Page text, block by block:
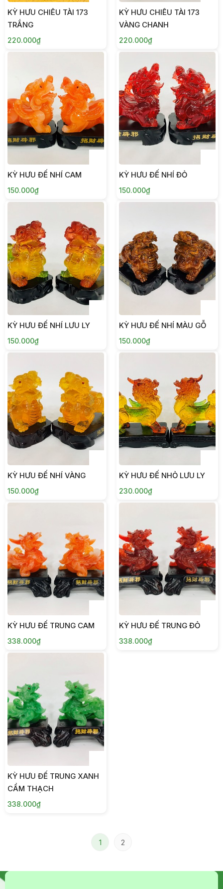
KỲ HƯU CHIÊU TÀI 173
TRẮNG
220.000₫
KỲ HƯU CHIÊU TÀI 173
VÀNG CHANH
220.000₫
KỲ HƯU ĐẾ NHÍ CAM
150.000₫
KỲ HƯU ĐẾ NHÍ ĐỎ
150.000₫
KỲ HƯU ĐẾ NHÍ LƯU LY
150.000₫
KỲ HƯU ĐẾ NHÍ MÀU GỖ
150.000₫
KỲ HƯU ĐẾ NHÍ VÀNG
150.000₫
KỲ HƯU ĐẾ NHỎ LƯU LY
230.000₫
KỲ HƯU ĐẾ TRUNG CAM
338.000₫
KỲ HƯU ĐẾ TRUNG ĐỎ
338.000₫
KỲ HƯU ĐẾ TRUNG XANH
CẨM THẠCH
338.000₫
1 2